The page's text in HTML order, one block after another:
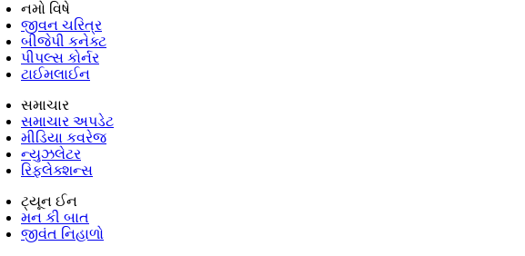
નમો વિષે
જીવન ચરિત્ર
બીજેપી કનેક્ટ
પીપલ્સ કોર્નર
ટાઈમલાઈન
સમાચાર
સમાચાર અપડેટ
મીડિયા કવરેજ
ન્યુઝલેટર
રિફ્લેક્શન્સ
ટ્યૂન ઈન
મન કી બાત
જીવંત નિહાળો